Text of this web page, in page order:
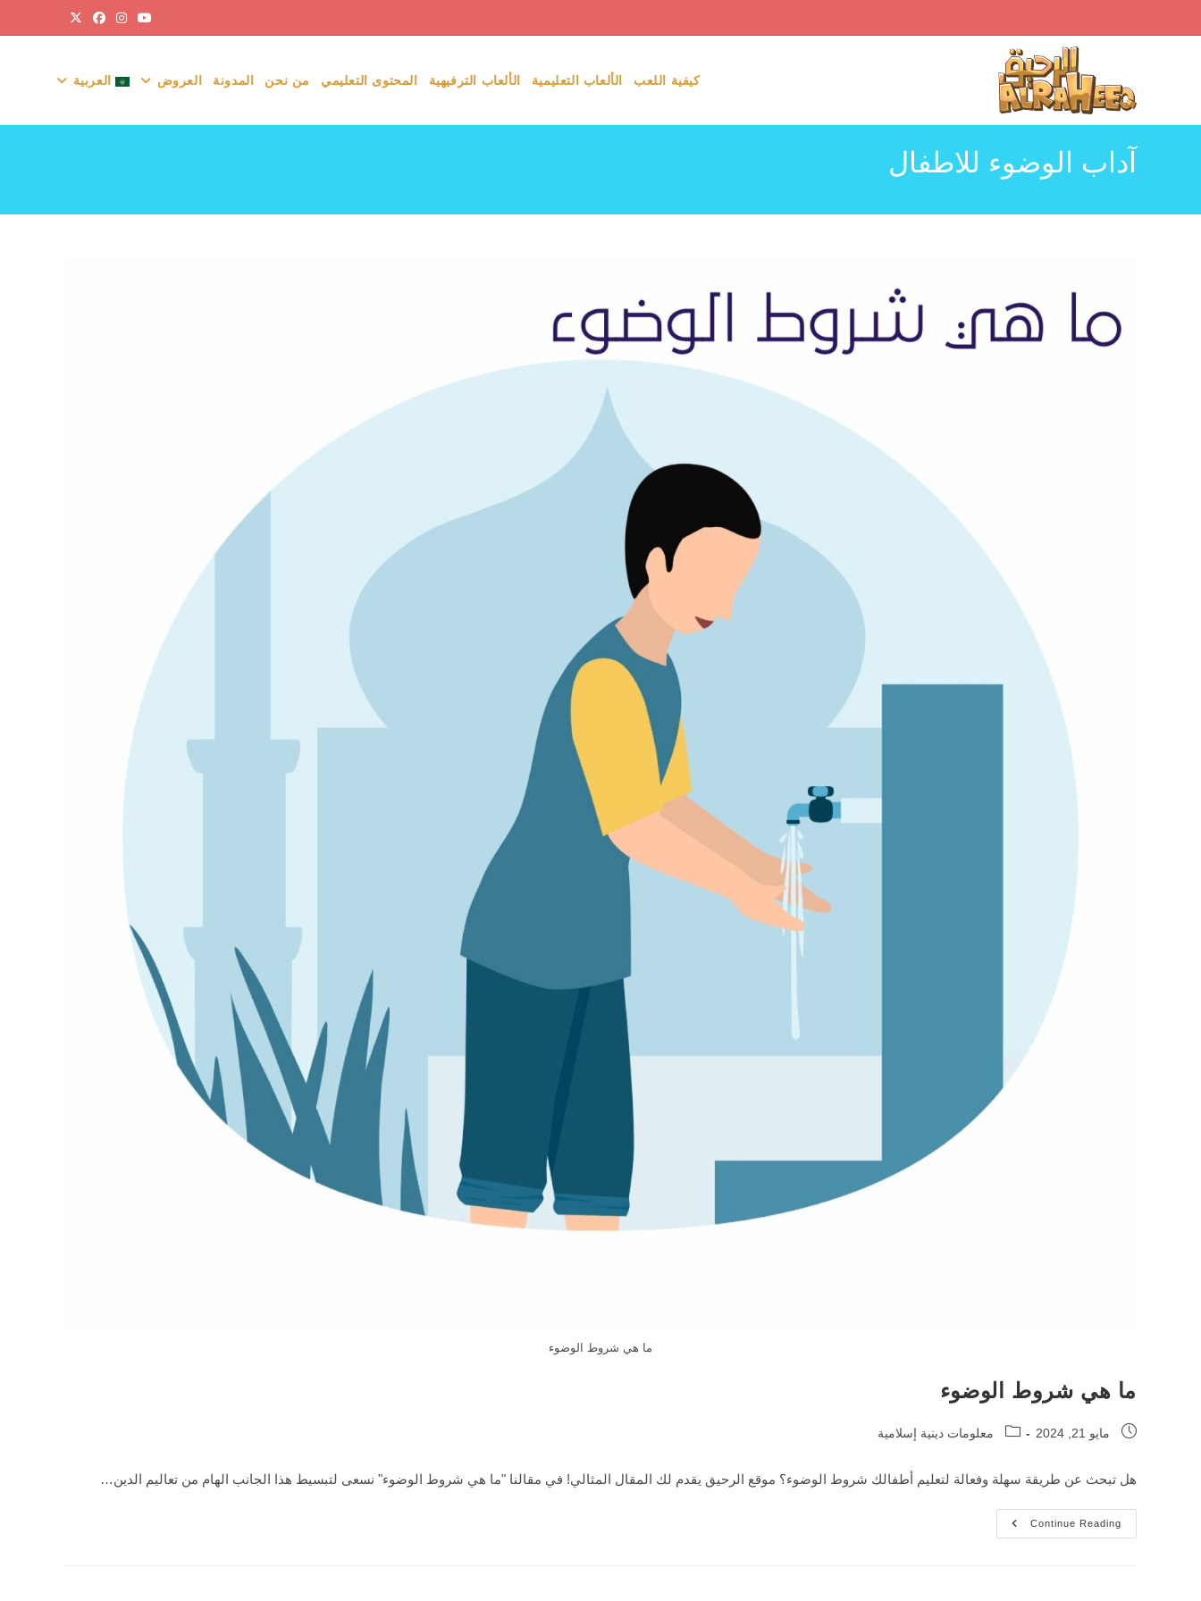
to
كيفية اللعب
الألعاب التعليمية الألعاب الترفيهية المحتوى التعليمي من نحن المدونة العروض العربية
آداب الوضوء للاطفال
ما هي شروط الوضوء
ما هي شروط الوضوء
Post
مايو 21, 2024
Post
معلومات دينية إسلامية
هل تبحث عن طريقة سهلة وفعالة لتعليم أطفالك شروط الوضوء؟ موقع الرحيق يقدم لك المقال المثالي! في مقالنا "ما هي شروط الوضوء" نسعى لتبسيط هذا الجانب الهام من تعاليم الدين…
Continue Readingما
هي